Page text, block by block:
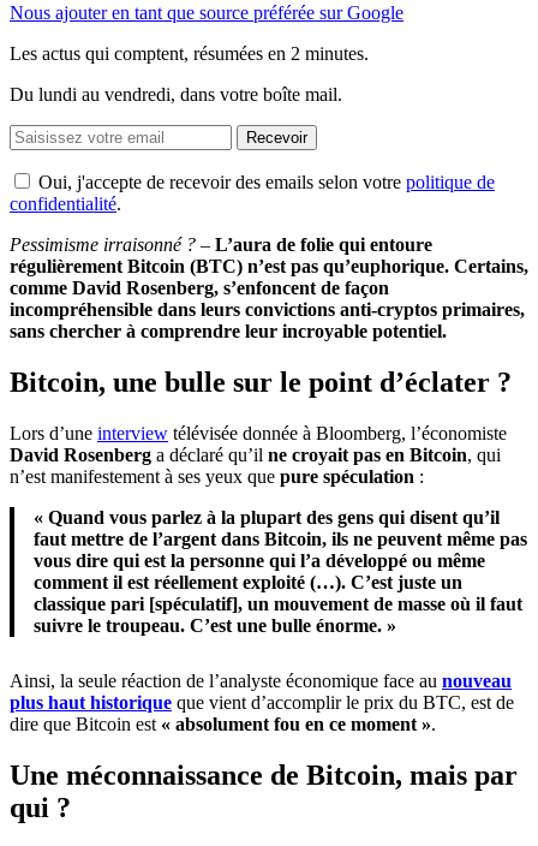
Nous ajouter en tant que source préférée sur Google
Les actus qui comptent, résumées en 2 minutes.
Du lundi au vendredi, dans votre boîte mail.
Recevoir
Oui, j'accepte de recevoir des emails selon votre politique de
confidentialité.
Pessimisme irraisonné ? – L’aura de folie qui entoure
régulièrement Bitcoin (BTC) n’est pas qu’euphorique. Certains,
comme David Rosenberg, s’enfoncent de façon
incompréhensible dans leurs convictions anti-cryptos primaires,
sans chercher à comprendre leur incroyable potentiel.
Bitcoin, une bulle sur le point d’éclater ?
Lors d’une interview télévisée donnée à Bloomberg, l’économiste
David Rosenberg a déclaré qu’il ne croyait pas en Bitcoin, qui
n’est manifestement à ses yeux que pure spéculation :
« Quand vous parlez à la plupart des gens qui disent qu’il
faut mettre de l’argent dans Bitcoin, ils ne peuvent même pas
vous dire qui est la personne qui l’a développé ou même
comment il est réellement exploité (…). C’est juste un
classique pari [spéculatif], un mouvement de masse où il faut
suivre le troupeau. C’est une bulle énorme. »
Ainsi, la seule réaction de l’analyste économique face au nouveau
plus haut historique que vient d’accomplir le prix du BTC, est de
dire que Bitcoin est « absolument fou en ce moment ».
Une méconnaissance de Bitcoin, mais par
qui ?